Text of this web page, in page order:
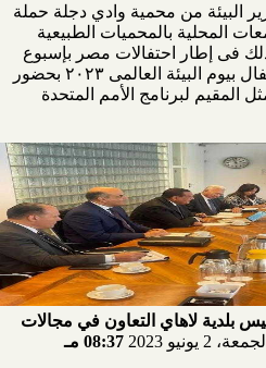
البيئة من محمية وادي دجلة حملة
المحلية بالمحميات الطبيعية
فى إطار احتفالات مصر بإسبوع
دعم الإستثمار البيئى ضمن الإحتفال بيوم البيئة العالمى ٢٠٢٣ بحضور
المقيم لبرنامج الأمم المتحدة
بلدية لاهاي التعاون في مجالات
الجمعة، 2 يونيو 2023 08:37 مـ